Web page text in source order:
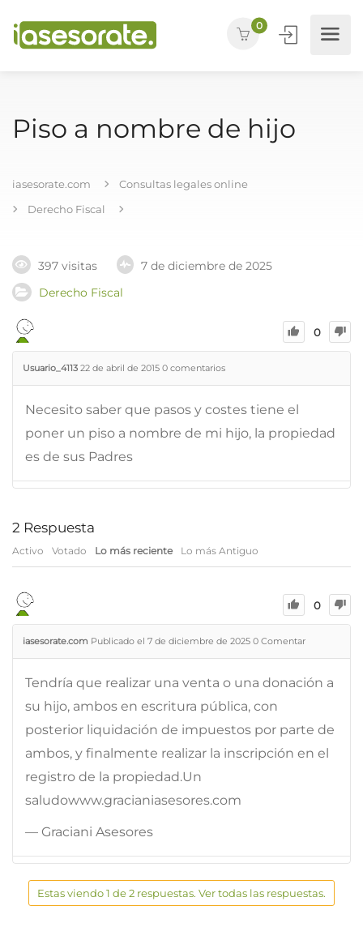
0
Piso a nombre de hijo
iasesorate.com
Consultas legales online
Derecho Fiscal
397 visitas
7 de diciembre de 2025
Derecho Fiscal
0
Usuario_4113 22 de abril de 2015 0 comentarios
Necesito saber que pasos y costes tiene el
poner un piso a nombre de mi hijo, la propiedad
es de sus Padres
2 Respuesta
Activo Votado Lo más reciente Lo más Antiguo
0
iasesorate.com Publicado el 7 de diciembre de 2025 0 Comentar
Tendría que realizar una venta o una donación a
su hijo, ambos en escritura pública, con
posterior liquidación de impuestos por parte de
ambos, y finalmente realizar la inscripción en el
registro de la propiedad.Un
saludowww.gracianiasesores.com
— Graciani Asesores
Estas viendo 1 de 2 respuestas. Ver todas las respuestas.